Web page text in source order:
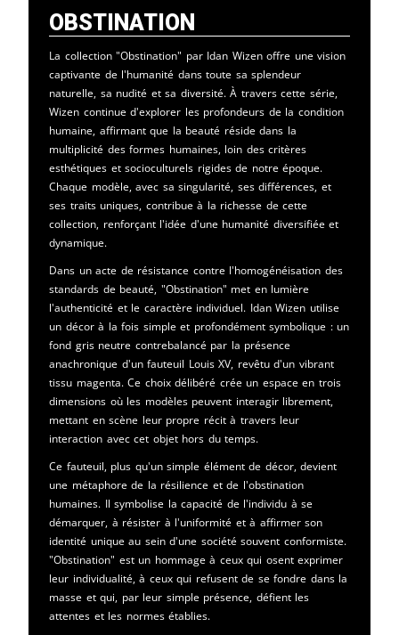
Obstination
La collection "Obstination" par Idan Wizen offre une vision
captivante de l'humanité dans toute sa splendeur
naturelle, sa nudité et sa diversité. À travers cette série,
Wizen continue d'explorer les profondeurs de la condition
humaine, affirmant que la beauté réside dans la
multiplicité des formes humaines, loin des critères
esthétiques et socioculturels rigides de notre époque.
Chaque modèle, avec sa singularité, ses différences, et
ses traits uniques, contribue à la richesse de cette
collection, renforçant l'idée d'une humanité diversifiée et
dynamique.
Dans un acte de résistance contre l'homogénéisation des
standards de beauté, "Obstination" met en lumière
l'authenticité et le caractère individuel. Idan Wizen utilise
un décor à la fois simple et profondément symbolique : un
fond gris neutre contrebalancé par la présence
anachronique d'un fauteuil Louis XV, revêtu d'un vibrant
tissu magenta. Ce choix délibéré crée un espace en trois
dimensions où les modèles peuvent interagir librement,
mettant en scène leur propre récit à travers leur
interaction avec cet objet hors du temps.
Ce fauteuil, plus qu'un simple élément de décor, devient
une métaphore de la résilience et de l'obstination
humaines. Il symbolise la capacité de l'individu à se
démarquer, à résister à l'uniformité et à affirmer son
identité unique au sein d'une société souvent conformiste.
"Obstination" est un hommage à ceux qui osent exprimer
leur individualité, à ceux qui refusent de se fondre dans la
masse et qui, par leur simple présence, défient les
attentes et les normes établies.